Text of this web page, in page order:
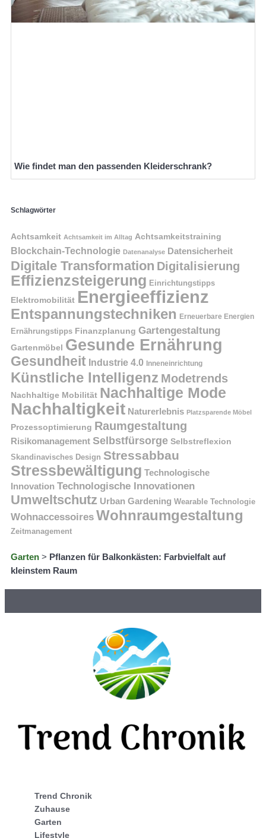
Wie findet man den passenden Kleiderschrank?
Schlagwörter
Achtsamkeit Achtsamkeit im Alltag Achtsamkeitstraining
Blockchain-Technologie Datenanalyse Datensicherheit
Digitale Transformation Digitalisierung
Effizienzsteigerung Einrichtungstipps
Elektromobilität Energieeffizienz
Entspannungstechniken Erneuerbare Energien
Ernährungstipps Finanzplanung Gartengestaltung
Gartenmöbel Gesunde Ernährung
Gesundheit Industrie 4.0 Inneneinrichtung
Künstliche Intelligenz Modetrends
Nachhaltige Mobilität Nachhaltige Mode
Nachhaltigkeit Naturerlebnis Platzsparende Möbel
Prozessoptimierung Raumgestaltung
Risikomanagement Selbstfürsorge Selbstreflexion
Skandinavisches Design Stressabbau
Stressbewältigung Technologische
Innovation Technologische Innovationen
Umweltschutz Urban Gardening Wearable Technologie
Wohnaccessoires Wohnraumgestaltung
Zeitmanagement
Garten > Pflanzen für Balkonkästen: Farbvielfalt auf
kleinstem Raum
Trend Chronik
Zuhause
Garten
Lifestyle